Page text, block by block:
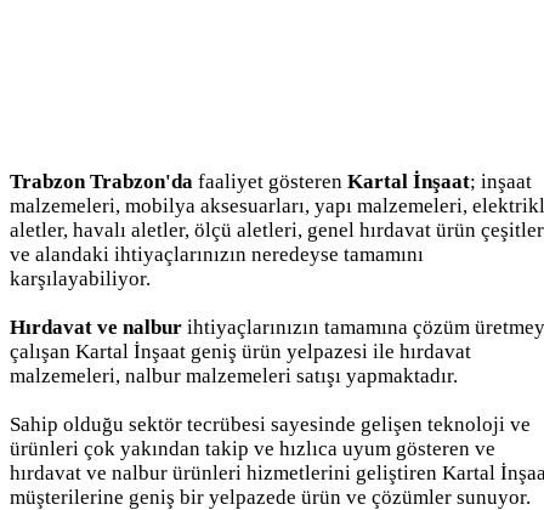
Trabzon Trabzon'da faaliyet gösteren Kartal İnşaat; inşaat
malzemeleri, mobilya aksesuarları, yapı malzemeleri,
aletler, havalı aletler, ölçü aletleri, genel hırdavat ürün
ve alandaki ihtiyaçlarınızın neredeyse tamamını
karşılayabiliyor.
Hırdavat ve nalbur ihtiyaçlarınızın tamamına çözüm
çalışan Kartal İnşaat geniş ürün yelpazesi ile hırdavat
malzemeleri, nalbur malzemeleri satışı yapmaktadır.
Sahip olduğu sektör tecrübesi sayesinde gelişen teknoloji ve
ürünleri çok yakından takip ve hızlıca uyum gösteren ve
hırdavat ve nalbur ürünleri hizmetlerini geliştiren Kartal
müşterilerine geniş bir yelpazede ürün ve çözümler sunuyor.